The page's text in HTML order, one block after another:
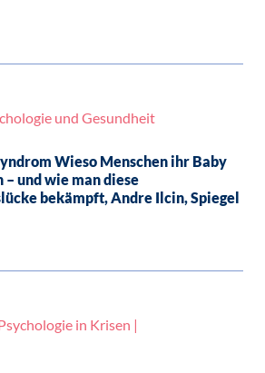
und Gesundheit
Wieso Menschen ihr Baby
und wie man diese
bekämpft, Andre Ilcin, Spiegel
in Krisen |